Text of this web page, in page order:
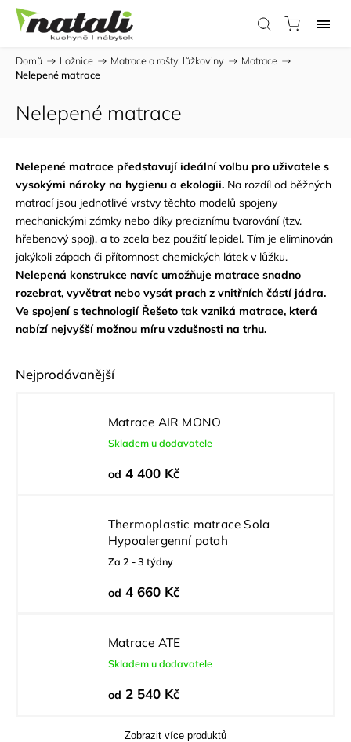
Domů / Ložnice / Matrace a rošty, lůžkoviny / Matrace /
Nelepené matrace
Nelepené matrace
Nelepené matrace představují ideální volbu pro uživatele s
vysokými nároky na hygienu a ekologii. Na rozdíl od běžných
matrací jsou jednotlivé vrstvy těchto modelů spojeny
mechanickými zámky nebo díky preciznímu tvarování (tzv.
hřebenový spoj), a to zcela bez použití lepidel. Tím je eliminován
jakýkoli zápach či přítomnost chemických látek v lůžku.
Nelepená konstrukce navíc umožňuje matrace snadno
rozebrat, vyvětrat nebo vysát prach z vnitřních částí jádra.
Ve spojení s technologií Řešeto tak vzniká matrace, která
nabízí nejvyšší možnou míru vzdušnosti na trhu.
Nejprodávanější
Matrace AIR MONO
Skladem u dodavatele
od 4 400 Kč
Thermoplastic matrace Sola
Hypoalergenní potah
Za 2 - 3 týdny
od 4 660 Kč
Matrace ATE
Skladem u dodavatele
od 2 540 Kč
Zobrazit více produktů